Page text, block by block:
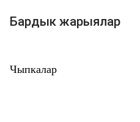
Бардык жарыялар
Чыпкалар